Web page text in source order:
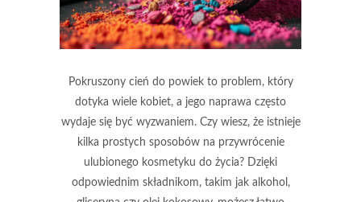
Pokruszony cień do powiek to problem, który
dotyka wiele kobiet, a jego naprawa często
wydaje się być wyzwaniem. Czy wiesz, że istnieje
kilka prostych sposobów na przywrócenie
ulubionego kosmetyku do życia? Dzięki
odpowiednim składnikom, takim jak alkohol,